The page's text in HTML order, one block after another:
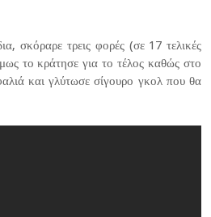
σκόραρε τρεις φορές (σε 17 τελικές
το κράτησε για το τέλος καθώς στο
και γλύτωσε σίγουρο γκολ που θα